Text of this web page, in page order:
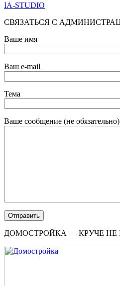
IA-STUDIO
СВЯЗАТЬСЯ С
Ваше имя
Ваш e-mail
Тема
Ваше сообщение (не обязательно)
ДОМОСТРОЙКА — КРУЧЕ НЕ